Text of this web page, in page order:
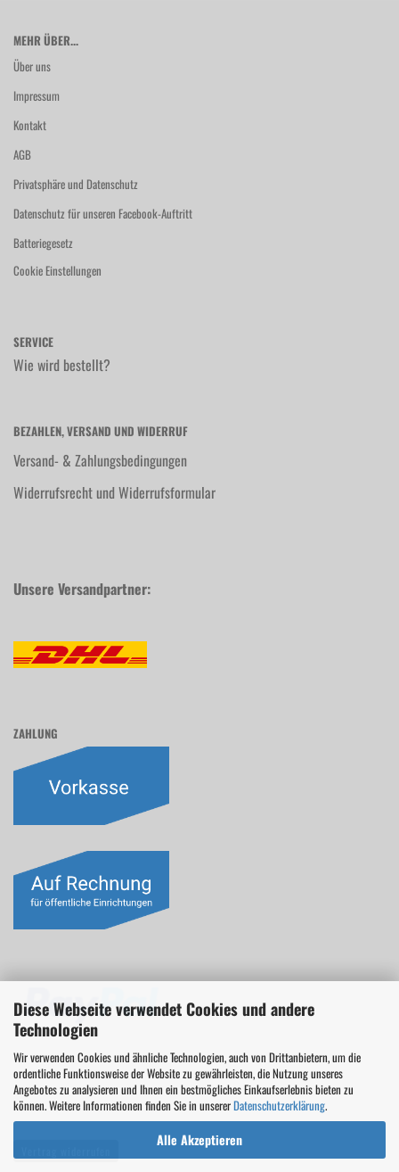
Diese Webseite verwendet Cookies und andere
Technologien
Wir verwenden Cookies und ähnliche Technologien, auch von Drittanbietern, um die
ordentliche Funktionsweise der Website zu gewährleisten, die Nutzung unseres
Angebotes zu analysieren und Ihnen ein bestmögliches Einkaufserlebnis bieten zu
können. Weitere Informationen finden Sie in unsererDatenschutzerklärung.
Alle Akzeptieren
MEHR ÜBER...
Über uns
Impressum
Kontakt
AGB
Privatsphäre und Datenschutz
Datenschutz für unseren Facebook-Auftritt
Batteriegesetz
Cookie Einstellungen
SERVICE
Wie wird bestellt?
BEZAHLEN, VERSAND UND WIDERRUF
Versand- & Zahlungsbedingungen
Widerrufsrecht und Widerrufsformular
Unsere Versandpartner:
ZAHLUNG